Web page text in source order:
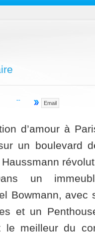
Email
d’amour à
un boulevard
un
Bowmann,
et un
le meilleur du